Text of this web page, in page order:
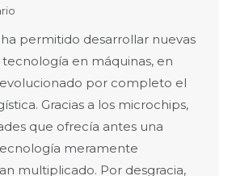
permitido desarrollar nuevas
en máquinas, en
por completo el
Gracias a los microchips,
que ofrecía antes una
meramente
multiplicado. Por desgracia,